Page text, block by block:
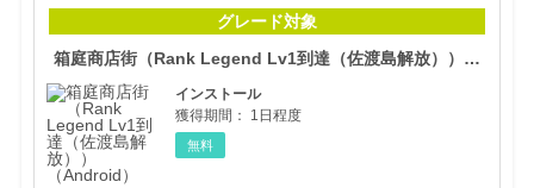
グレード対象
箱庭商店街（Rank Legend Lv1到達（佐渡島解放））（Android）
インストール
獲得期間：
1日程度
無料